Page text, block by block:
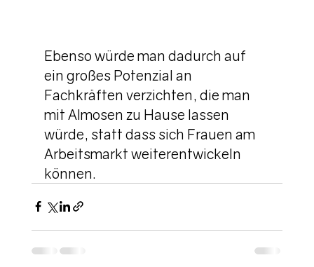
Ebenso würde man dadurch auf
ein großes Potenzial an
Fachkräften verzichten, die man
mit Almosen zu Hause lassen
würde, statt dass sich Frauen am
Arbeitsmarkt weiterentwickeln
können.